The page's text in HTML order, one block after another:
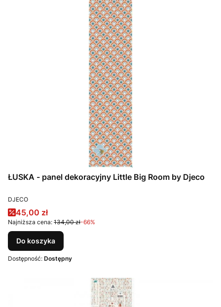
ŁUSKA - panel dekoracyjny Little Big Room by Djeco
PRODUCENT
DJECO
Cena promocyjna
45,00 zł
Najniższa cena: 134,00 zł-66%
Do koszyka
Dostępność: Dostępny